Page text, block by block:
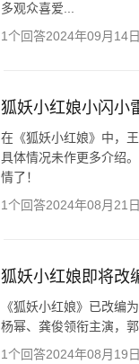
多观众喜爱...
1个回答2024年09月14
狐妖小红娘小闪小
在《狐妖小红娘》中，
具体情况未作更多介绍
情了！
1个回答2024年08月21
狐妖小红娘即将改
《狐妖小红娘》已改编
杨幂、龚俊领衔主演，
1个回答2024年08月19